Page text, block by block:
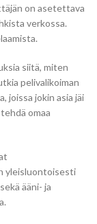
on asetettava
verkossa.
siitä, miten
pelivalikoiman
joissa jokin asia jäi
omaa
yleisluontoisesti
ääni- ja